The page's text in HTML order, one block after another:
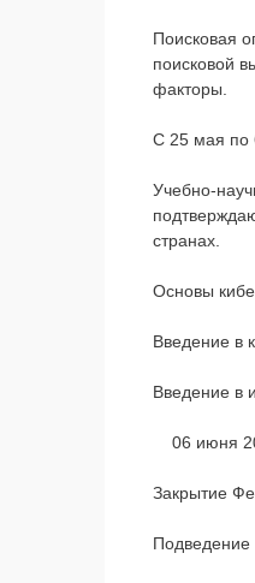
Поисковая
поисковой
факторы.
С 25 мая по
Учебно-
странах.
Основы
Введение в
Введение в
06 июня
Закрытие
Подведение